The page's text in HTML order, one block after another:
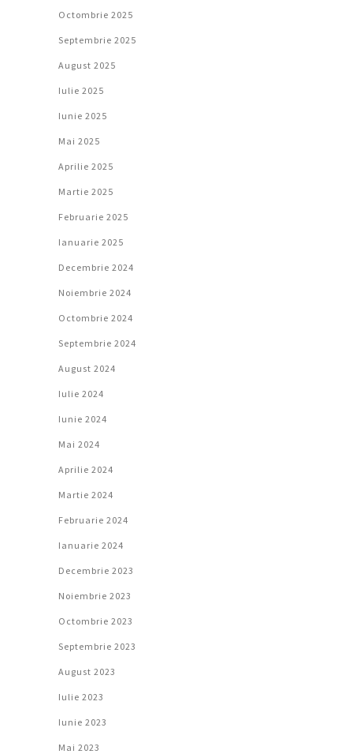
Octombrie 2025
Septembrie 2025
August 2025
Iulie 2025
Iunie 2025
Mai 2025
Aprilie 2025
Martie 2025
Februarie 2025
Ianuarie 2025
Decembrie 2024
Noiembrie 2024
Octombrie 2024
Septembrie 2024
August 2024
Iulie 2024
Iunie 2024
Mai 2024
Aprilie 2024
Martie 2024
Februarie 2024
Ianuarie 2024
Decembrie 2023
Noiembrie 2023
Octombrie 2023
Septembrie 2023
August 2023
Iulie 2023
Iunie 2023
Mai 2023